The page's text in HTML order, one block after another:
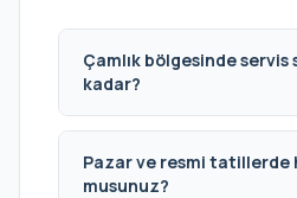
Çamlık bölgesinde servis
kadar?
Pazar ve resmi
musunuz?